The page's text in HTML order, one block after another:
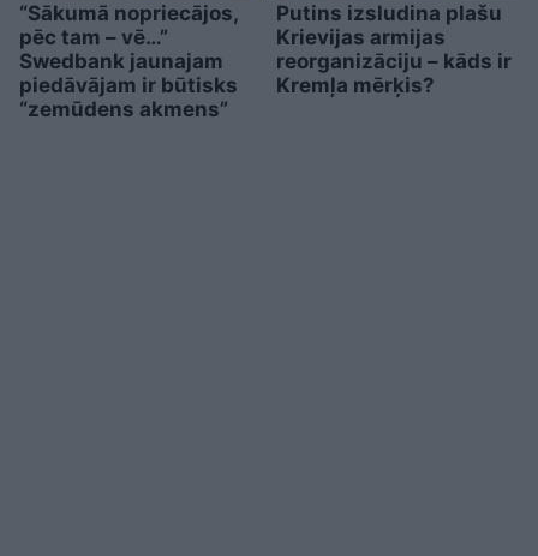
“Sākumā nopriecājos,
pēc tam – vē…”
Swedbank jaunajam
piedāvājam ir būtisks
“zemūdens akmens”
Putins izsludina plašu
Krievijas armijas
reorganizāciju – kāds ir
Kremļa mērķis?